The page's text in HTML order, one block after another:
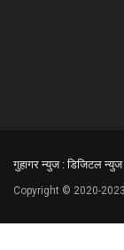
गुहागर न्युज : डिजिटल न्युज
Copyright © 2020-